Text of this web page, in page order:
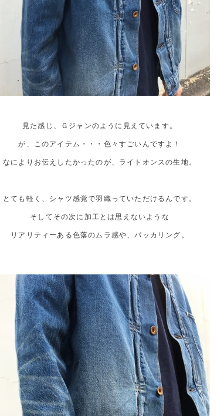
見た感じ、Ｇジャンのように見えています。
が、このアイテム・・・色々すごいんですよ！
なによりお伝えしたかったのが、ライトオンスの生地。
とても軽く、シャツ感覚で羽織っていただけるんです。
そしてその次に加工とは思えないような
リアリティーある色落のムラ感や、パッカリング。